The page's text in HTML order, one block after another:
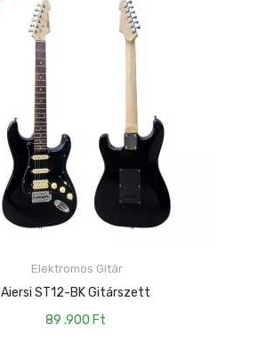
Elektromos Gitár
Aiersi ST12-BK Gitárszett
89 .900 Ft
TOVÁBB